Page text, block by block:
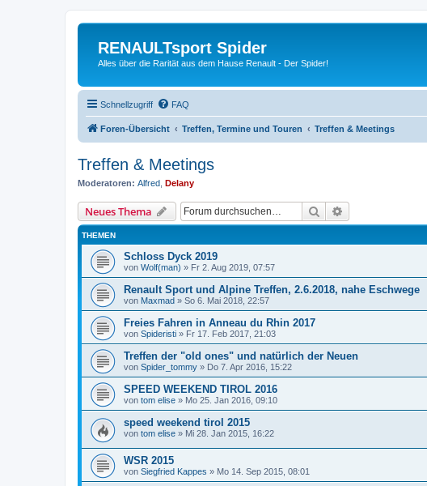
RENAULTsport Spider
Alles über die Rarität aus dem Hause Renault - Der Spider!
Schnellzugriff FAQ
Foren-Übersicht Treffen, Termine und Touren Treffen & Meetings
Treffen & Meetings
Moderatoren: Alfred Delany
Neues Thema Suche
THEMEN
Schloss Dyck 2019
von Wolf(man) » Fr 2. Aug 2019, 07:57
Renault Sport und Alpine Treffen, 2.6.2018, nahe Eschwege
von Maxmad » So 6. Mai 2018, 22:57
Freies Fahren in Anneau du Rhin 2017
von Spideristi » Fr 17. Feb 2017, 21:03
Treffen der "old ones" und natürlich der Neuen
von Spider_tommy » Do 7. Apr 2016, 15:22
SPEED WEEKEND TIROL 2016
von tom elise » Mo 25. Jan 2016, 09:10
speed weekend tirol 2015
von tom elise » Mi 28. Jan 2015, 16:22
WSR 2015
von Siegfried Kappes » Mo 14. Sep 2015, 08:01